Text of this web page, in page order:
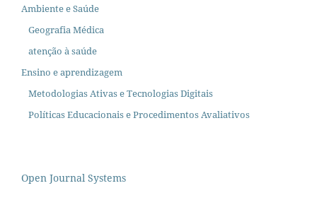
Ambiente e Saúde
Geografia Médica
atenção à saúde
Ensino e aprendizagem
Metodologias Ativas e Tecnologias Digitais
Políticas Educacionais e Procedimentos Avaliativos
Open Journal Systems